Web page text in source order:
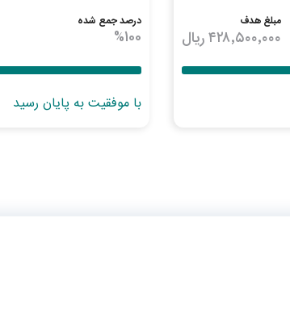
مبلغ هدف
۴۲۸٬۵۰۰٬۰۰۰ریال
درصد جمع شده
%100
با موفقیت به پایان رسید